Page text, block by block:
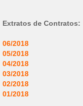
Extratos de Contratos:
06/2018
05/2018
04/2018
03/2018
02/2018
01/2018